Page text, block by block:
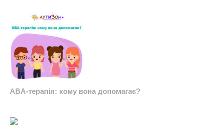
ABA-терапія: кому вона допомагає?